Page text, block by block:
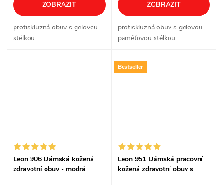
ZOBRAZIT
protiskluzná obuv s gelovou
stélkou
ZOBRAZIT
protiskluzná obuv s gelovou
paměťovou stélkou
Leon 906 Dámská kožená
zdravotní obuv - modrá
Bestseller
Leon 951 Dámská pracovní
kožená zdravotní obuv s